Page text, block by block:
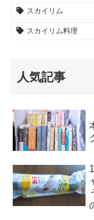
スカイリム
スカイリム料理
人気記事